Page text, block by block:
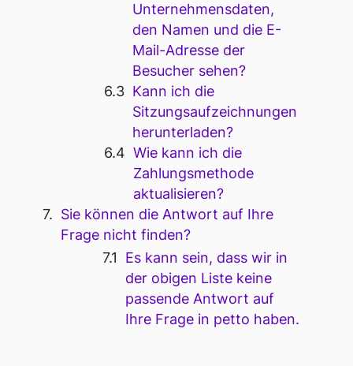
Unternehmensdaten,
den Namen und die E-
Mail-Adresse der
Besucher sehen?
Kann ich die
Sitzungsaufzeichnungen
herunterladen?
Wie kann ich die
Zahlungsmethode
aktualisieren?
Sie können die Antwort auf Ihre
Frage nicht finden?
Es kann sein, dass wir in
der obigen Liste keine
passende Antwort auf
Ihre Frage in petto haben.